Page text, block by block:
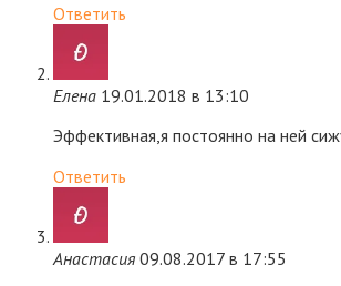
Ответить
Елена 19.01.2018 в 13:10
Эффективная,я постоянно на ней
Ответить
Анастасия 09.08.2017 в 17:55